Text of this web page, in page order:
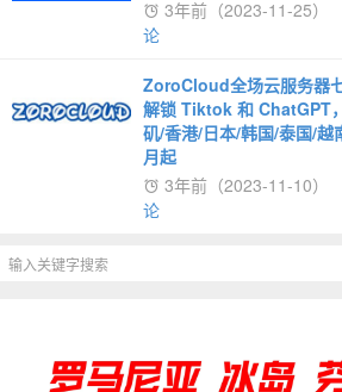
3年前（2023-11-25）
论
ZoroCloud全场云服务器
解锁 Tiktok 和 ChatGPT
矶/香港/日本/韩国/泰国/越
月起
3年前（2023-11-10）
论